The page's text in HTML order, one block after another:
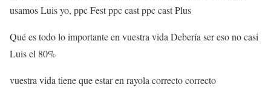
usamos Luis yo, ppc Fest ppc cast ppc cast Plus
Qué es todo lo importante en vuestra vida Debería ser eso no casi
Luis el 80%
vuestra vida tiene que estar en rayola correcto correcto